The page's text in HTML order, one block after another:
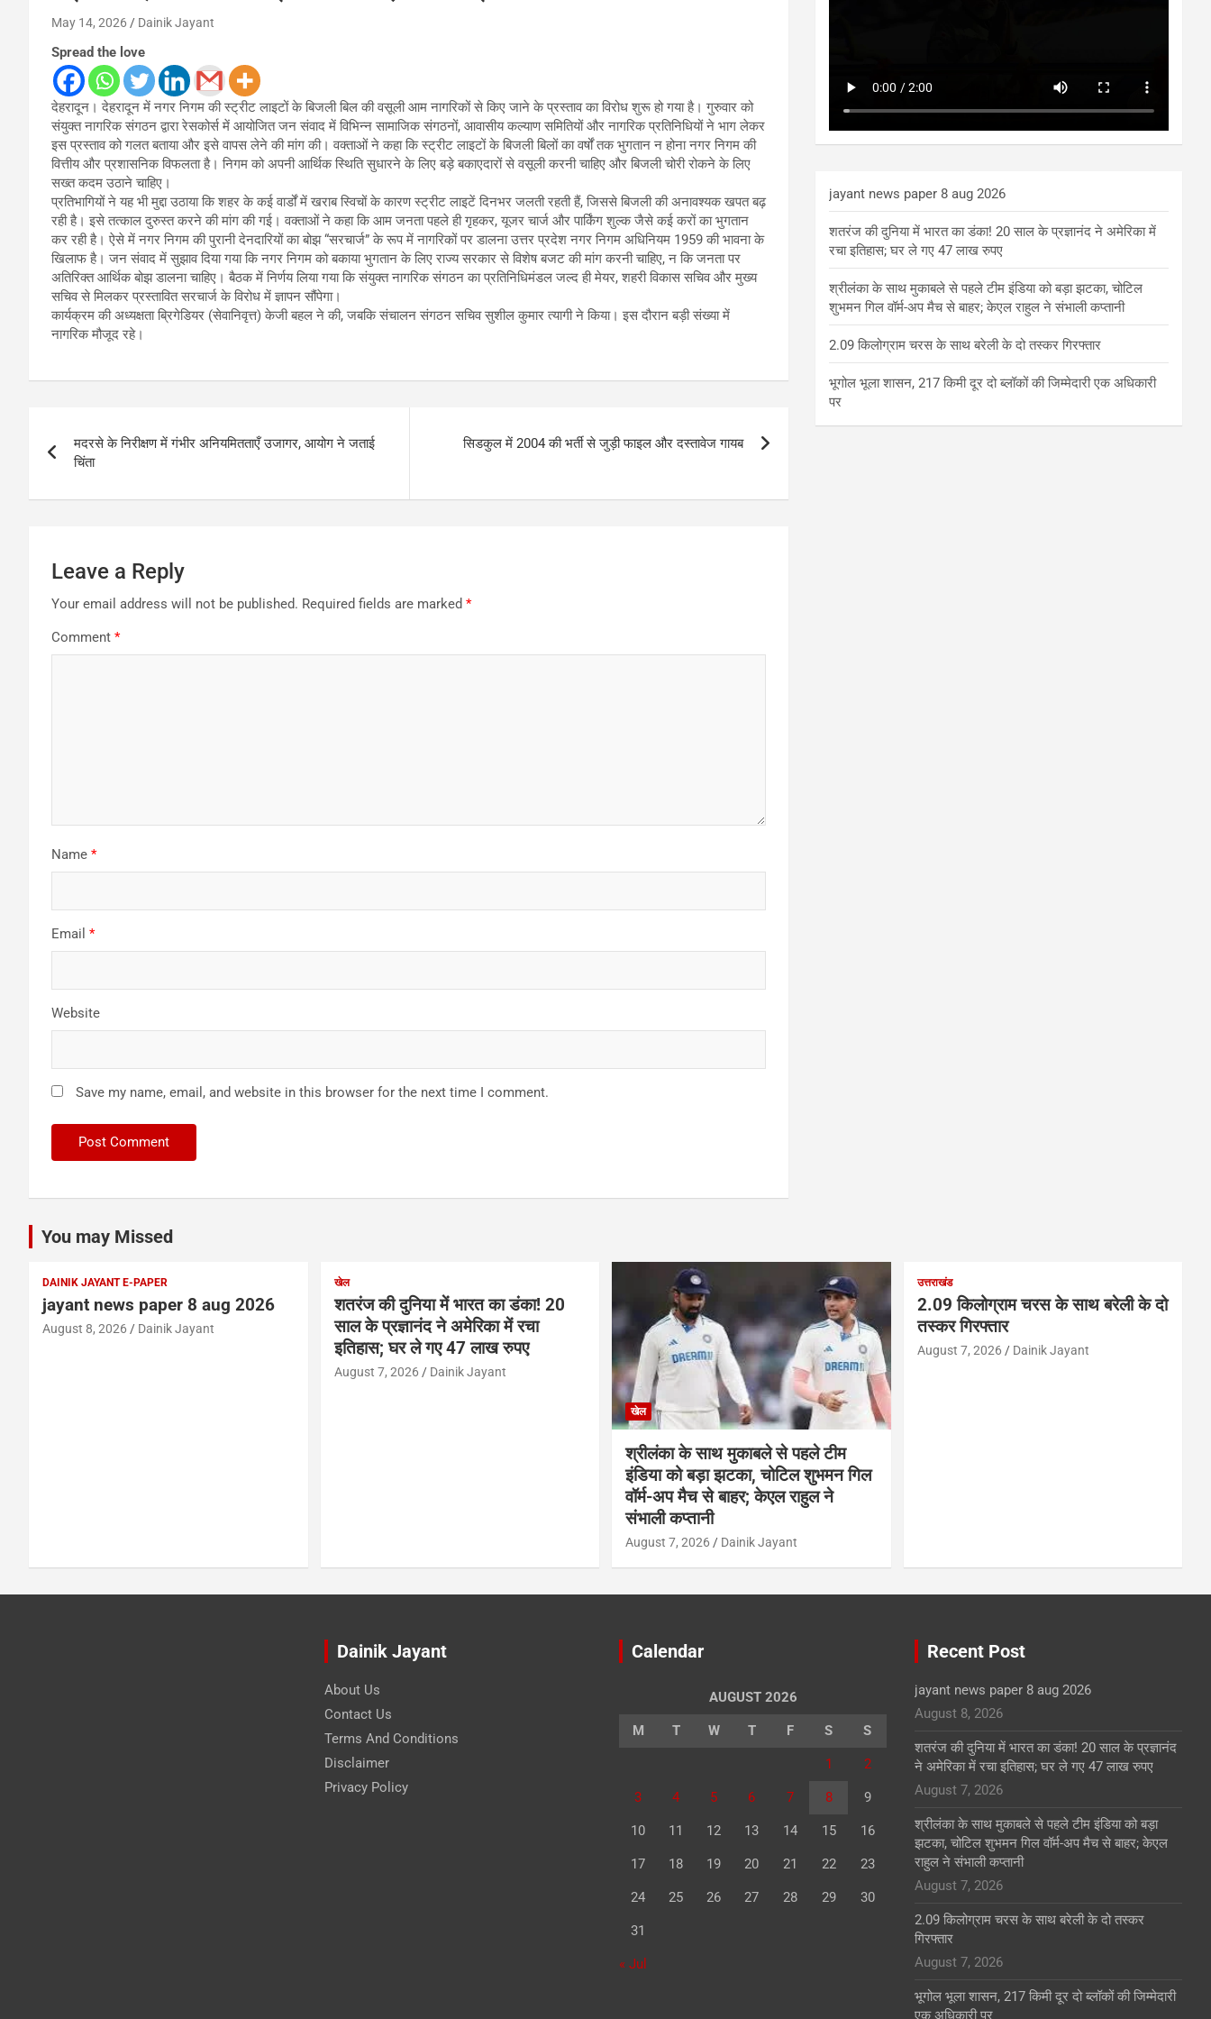
May 14, 2026 Dainik Jayant
Spread the love
देहरादून। देहरादून में नगर निगम की स्ट्रीट लाइटों के बिजली बिल की वसूली आम नागरिकों से किए जाने के प्रस्ताव का विरोध शुरू हो गया है। गुरुवार को
संयुक्त नागरिक संगठन द्वारा रेसकोर्स में आयोजित जन संवाद में विभिन्न सामाजिक संगठनों, आवासीय कल्याण समितियों और नागरिक प्रतिनिधियों ने भाग लेकर
इस प्रस्ताव को गलत बताया और इसे वापस लेने की मांग की। वक्ताओं ने कहा कि स्ट्रीट लाइटों के बिजली बिलों का वर्षों तक भुगतान न होना नगर निगम की
वित्तीय और प्रशासनिक विफलता है। निगम को अपनी आर्थिक स्थिति सुधारने के लिए बड़े बकाएदारों से वसूली करनी चाहिए और बिजली चोरी रोकने के लिए
सख्त कदम उठाने चाहिए।
प्रतिभागियों ने यह भी मुद्दा उठाया कि शहर के कई वार्डों में खराब स्विचों के कारण स्ट्रीट लाइटें दिनभर जलती रहती हैं, जिससे बिजली की अनावश्यक खपत बढ़
रही है। इसे तत्काल दुरुस्त करने की मांग की गई। वक्ताओं ने कहा कि आम जनता पहले ही गृहकर, यूजर चार्ज और पार्किंग शुल्क जैसे कई करों का भुगतान
कर रही है। ऐसे में नगर निगम की पुरानी देनदारियों का बोझ “सरचार्ज” के रूप में नागरिकों पर डालना उत्तर प्रदेश नगर निगम अधिनियम 1959 की भावना के
खिलाफ है। जन संवाद में सुझाव दिया गया कि नगर निगम को बकाया भुगतान के लिए राज्य सरकार से विशेष बजट की मांग करनी चाहिए, न कि जनता पर
अतिरिक्त आर्थिक बोझ डालना चाहिए। बैठक में निर्णय लिया गया कि संयुक्त नागरिक संगठन का प्रतिनिधिमंडल जल्द ही मेयर, शहरी विकास सचिव और मुख्य
सचिव से मिलकर प्रस्तावित सरचार्ज के विरोध में ज्ञापन सौंपेगा।
कार्यक्रम की अध्यक्षता ब्रिगेडियर (सेवानिवृत्त) केजी बहल ने की, जबकि संचालन संगठन सचिव सुशील कुमार त्यागी ने किया। इस दौरान बड़ी संख्या में
नागरिक मौजूद रहे।
navigation
मदरसे के निरीक्षण में गंभीर अनियमितताएँ उजागर, आयोग ने जताई
चिंता
सिडकुल में 2004 की भर्ती से जुड़ी फाइल और दस्तावेज गायब
Leave a Reply
Your email address will not be published. Required fields are marked *
Comment *
Name *
Email *
Website
Save my name, email, and website in this browser for the next time I comment.
jayant news paper 8 aug 2026
शतरंज की दुनिया में भारत का डंका! 20 साल के प्रज्ञानंद ने अमेरिका में
रचा इतिहास; घर ले गए 47 लाख रुपए
श्रीलंका के साथ मुकाबले से पहले टीम इंडिया को बड़ा झटका, चोटिल
शुभमन गिल वॉर्म-अप मैच से बाहर; केएल राहुल ने संभाली कप्तानी
2.09 किलोग्राम चरस के साथ बरेली के दो तस्कर गिरफ्तार
भूगोल भूला शासन, 217 किमी दूर दो ब्लॉकों की जिम्मेदारी एक अधिकारी
पर
You may Missed
DAINIK JAYANT E-PAPER
jayant news paper 8 aug 2026
August 8, 2026 Dainik Jayant
खेल
शतरंज की दुनिया में भारत का डंका! 20
साल के प्रज्ञानंद ने अमेरिका में रचा
इतिहास; घर ले गए 47 लाख रुपए
August 7, 2026 Dainik Jayant
खेल
श्रीलंका के साथ मुकाबले से पहले टीम
इंडिया को बड़ा झटका, चोटिल शुभमन गिल
वॉर्म-अप मैच से बाहर; केएल राहुल ने
संभाली कप्तानी
August 7, 2026 Dainik Jayant
उत्तराखंड
2.09 किलोग्राम चरस के साथ बरेली के दो
तस्कर गिरफ्तार
August 7, 2026 Dainik Jayant
Dainik Jayant
About Us
Contact Us
Terms And Conditions
Disclaimer
Privacy Policy
Calendar
AUGUST 2026
M T W T F S S
1 2
3 4 5 6 7 8 9
10 11 12 13 14 15 16
17 18 19 20 21 22 23
24 25 26 27 28 29 30
31
« Jul
Recent Post
jayant news paper 8 aug 2026
August 8, 2026
शतरंज की दुनिया में भारत का डंका! 20 साल के प्रज्ञानंद
ने अमेरिका में रचा इतिहास; घर ले गए 47 लाख रुपए
August 7, 2026
श्रीलंका के साथ मुकाबले से पहले टीम इंडिया को बड़ा
झटका, चोटिल शुभमन गिल वॉर्म-अप मैच से बाहर; केएल
राहुल ने संभाली कप्तानी
August 7, 2026
2.09 किलोग्राम चरस के साथ बरेली के दो तस्कर
गिरफ्तार
August 7, 2026
भूगोल भूला शासन, 217 किमी दूर दो ब्लॉकों की जिम्मेदारी
एक अधिकारी पर